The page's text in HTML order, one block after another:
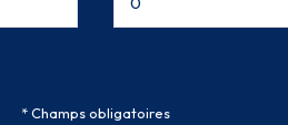
* Champs obligatoires